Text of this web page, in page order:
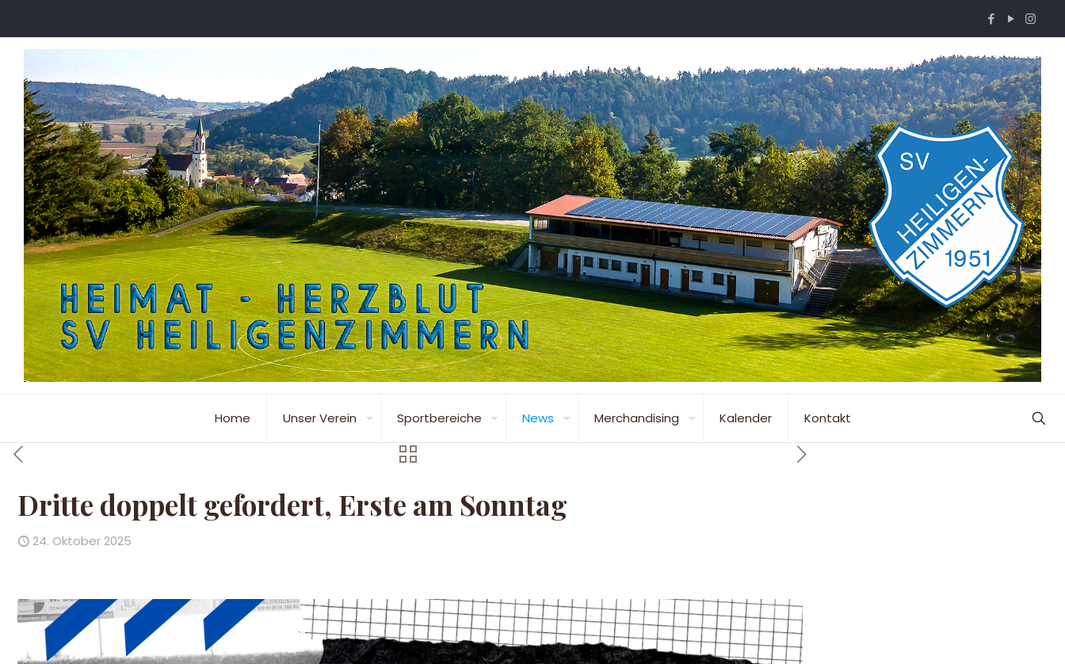
Home Unser Verein Sportbereiche News Merchandising Kalender Kontakt
Dritte doppelt gefordert, Erste am Sonntag
24. Oktober 2025